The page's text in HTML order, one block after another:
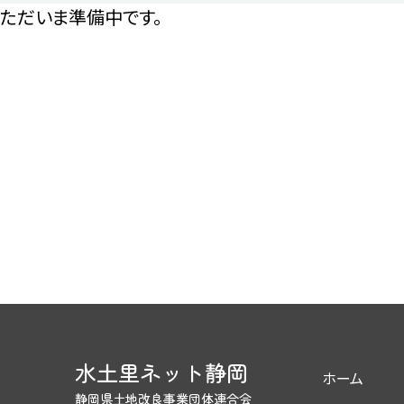
ただいま準備中です。
水土里ネット静岡
静岡県土地改良事業団体連合会
ホーム